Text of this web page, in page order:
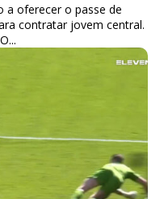
a oferecer o passe de
contratar jovem central.
Marc Guéhi é o jogador desejado. O...